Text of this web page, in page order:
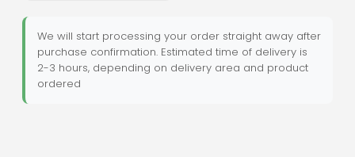
We will start processing your order straight away after
purchase confirmation. Estimated time of delivery is
2-3 hours, depending on delivery area and product
ordered